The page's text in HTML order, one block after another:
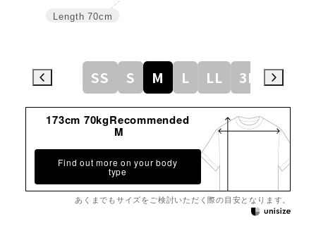
Length 70cm
SS S M L LL 3L
173cm 70kgRecommended
M
Find out more on your body
type
あくまでもサイズをご検討いただく際の目安となります。